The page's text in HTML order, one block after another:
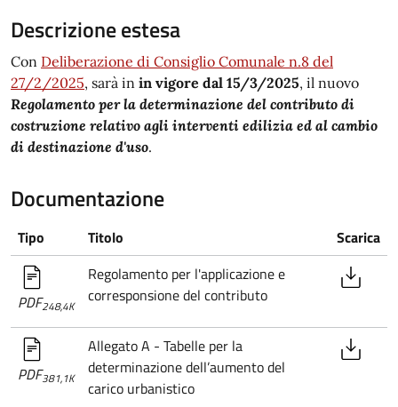
Descrizione estesa
Con Deliberazione di Consiglio Comunale n.8 del
27/2/2025, sarà in in vigore dal 15/3/2025, il nuovo
Regolamento per la determinazione del contributo di
costruzione relativo agli interventi edilizia ed al cambio
di destinazione d'uso.
Documentazione
Tipo Titolo Scarica
PDF248,4K
Regolamento per l'applicazione e
corresponsione del contributo
PDF381,1K
Allegato A - Tabelle per la
determinazione dell’aumento del
carico urbanistico